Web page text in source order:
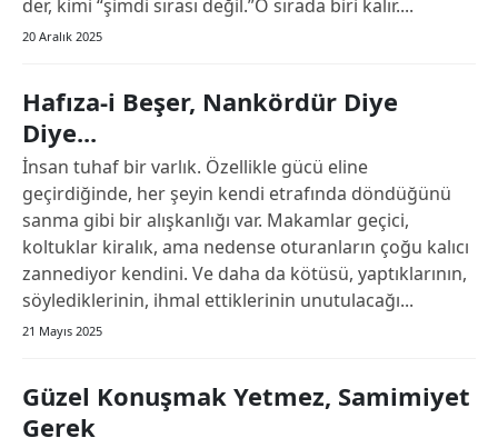
Isparta
Mersin
İstanbul
İzmir
Kastamonu
der, kimi “şimdi sırası değil.”O sırada biri kalır....
20 Aralık 2025
Hafıza-i Beşer, Nankördür Diye
Diye...
İnsan tuhaf bir varlık. Özellikle gücü eline
geçirdiğinde, her şeyin kendi etrafında döndüğünü
sanma gibi bir alışkanlığı var. Makamlar geçici,
koltuklar kiralık, ama nedense oturanların çoğu kalıcı
zannediyor kendini. Ve daha da kötüsü, yaptıklarının,
söylediklerinin, ihmal ettiklerinin unutulacağı...
21 Mayıs 2025
Güzel Konuşmak Yetmez, Samimiyet
Gerek